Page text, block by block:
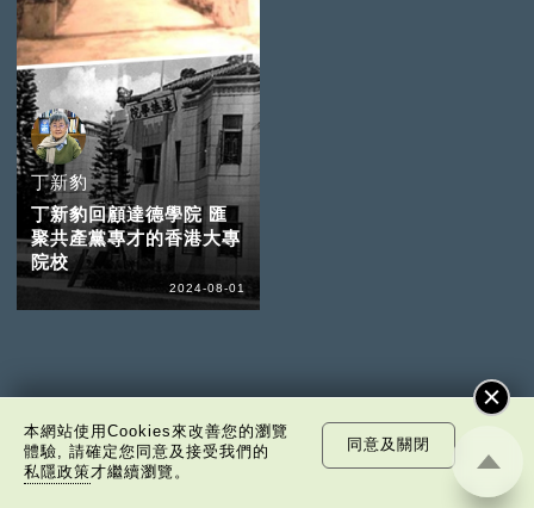
丁新豹
丁新豹回顧達德學院 匯
聚共產黨專才的香港大專
院校
2024-08-01
本網站使用Cookies來改善您的瀏覽
體驗, 請確定您同意及接受我們的
私隱政策才繼續瀏覽。
同意及關閉